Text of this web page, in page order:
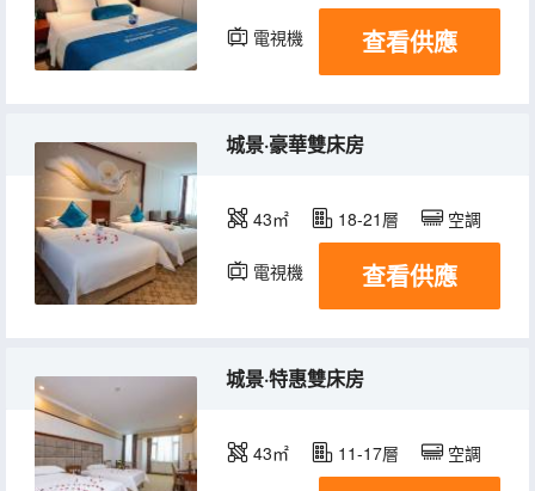
電視機 查看供應
城景·豪華雙床房
43㎡ 18-21層 空調
電視機 查看供應
城景·特惠雙床房
43㎡ 11-17層 空調